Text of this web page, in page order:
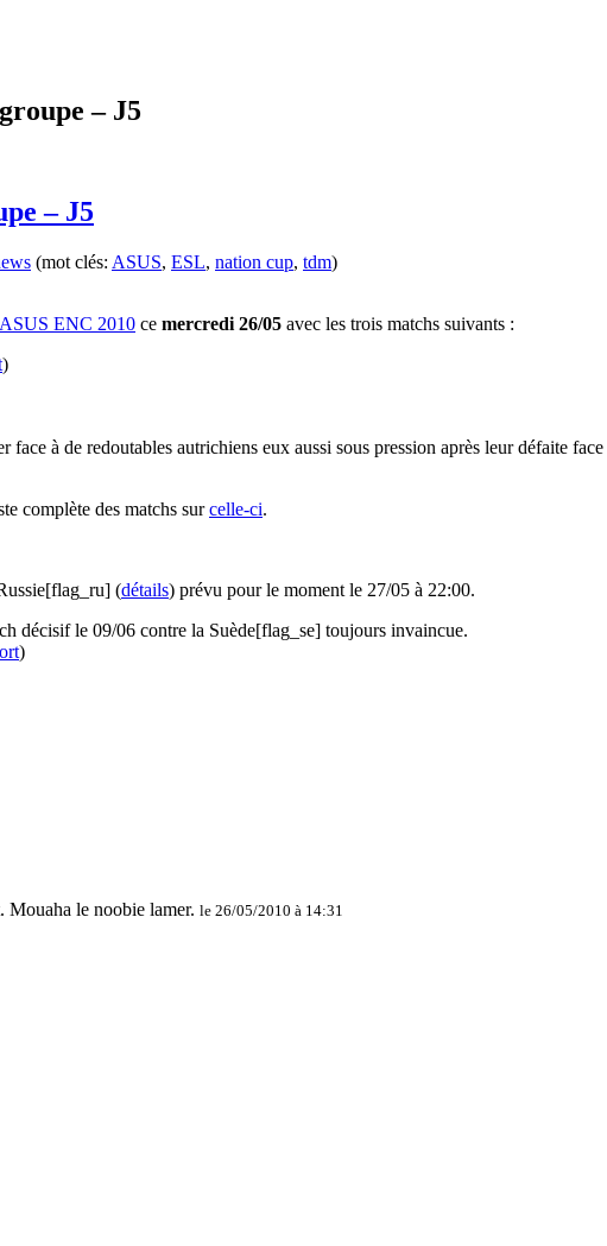
– J5
– J5
(mot clés: ASUS, ESL, nation cup, tdm)
ASUS ENC 2010 ce mercredi 26/05 avec les trois matchs suivants :
)
à de redoutables autrichiens eux aussi sous pression après leur défaite
complète des matchs surcelle-ci.
(détails) prévu pour le moment le 27/05 à 22:00.
décisif le 09/06 contre la Suède[flag_se] toujours invaincue.
)
le 26/05/2010 à 14:31